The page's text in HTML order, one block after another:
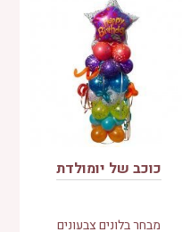
כוכב של יומולדת
מבחר בלונים צבעונים